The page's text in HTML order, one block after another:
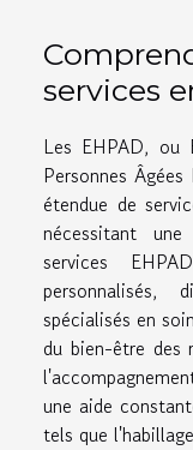
services
Les EHPAD, ou
Personnes
étendue de
nécessitant
services
personnalisés,
spécialisés en
du bien-être des
une aide
tels que